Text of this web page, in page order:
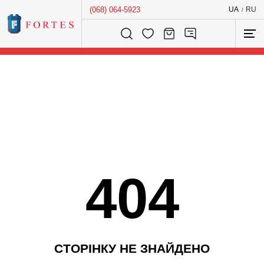
(068) 064-5923 UA / RU
Розумний пошук...
404
СТОРІНКУ НЕ ЗНАЙДЕНО